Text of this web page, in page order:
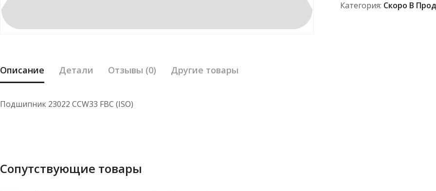
Категория: Скоро В
Описание Детали Отзывы (0) Другие товары
Подшипник 23022 CCW33 FBC (ISO)
Сопутствующие товары